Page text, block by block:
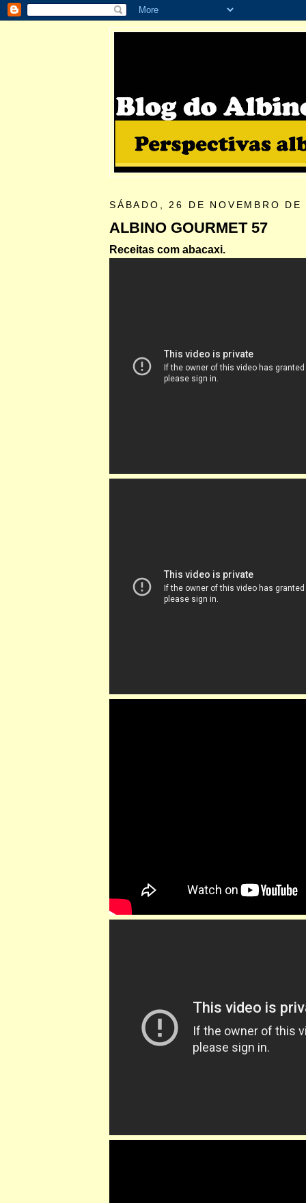
SÁBADO, 26 DE NOVEMBRO DE
ALBINO GOURMET 57
Receitas com abacaxi.